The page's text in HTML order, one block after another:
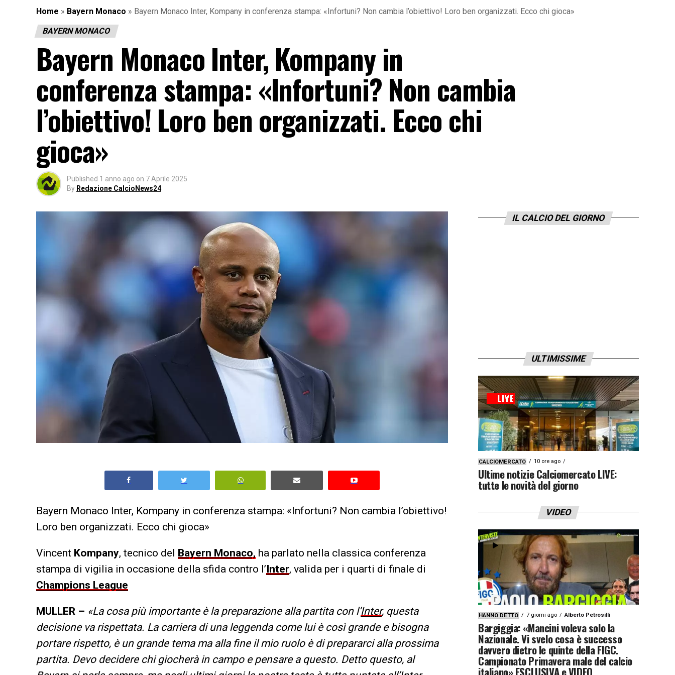
Home » Bayern Monaco » Bayern Monaco Inter, Kompany in conferenza stampa: «Infortuni? Non cambia l’obiettivo! Loro ben organizzati. Ecco chi gioca»
BAYERN MONACO
Bayern Monaco Inter, Kompany in
conferenza stampa: «Infortuni? Non cambia
l’obiettivo! Loro ben organizzati. Ecco chi
gioca»
Published 1 anno ago on 7 Aprile 2025
By Redazione CalcioNews24
Bayern Monaco Inter, Kompany in conferenza stampa: «Infortuni? Non cambia l’obiettivo!
Loro ben organizzati. Ecco chi gioca»
Vincent Kompany, tecnico del Bayern Monaco, ha parlato nella classica conferenza
stampa di vigilia in occasione della sfida contro l’Inter, valida per i quarti di finale di
Champions League
MULLER – «La cosa più importante è la preparazione alla partita con l’Inter, questa
decisione va rispettata. La carriera di una leggenda come lui è così grande e bisogna
portare rispetto, è un grande tema ma alla fine il mio ruolo è di prepararci alla prossima
partita. Devo decidere chi giocherà in campo e pensare a questo. Detto questo, al
IL CALCIO DEL GIORNO
ULTIMISSIME
CALCIOMERCATO 10 ore ago
Ultime notizie Calciomercato LIVE:
tutte le novità del giorno
VIDEO
HANNO DETTO 7 giorni ago Alberto Petrosilli
Bargiggia: «Mancini voleva solo la
Nazionale. Vi svelo cosa è successo
davvero dietro le quinte della FIGC.
Campionato Primavera male del calcio
italiano» ESCLUSIVA e VIDEO